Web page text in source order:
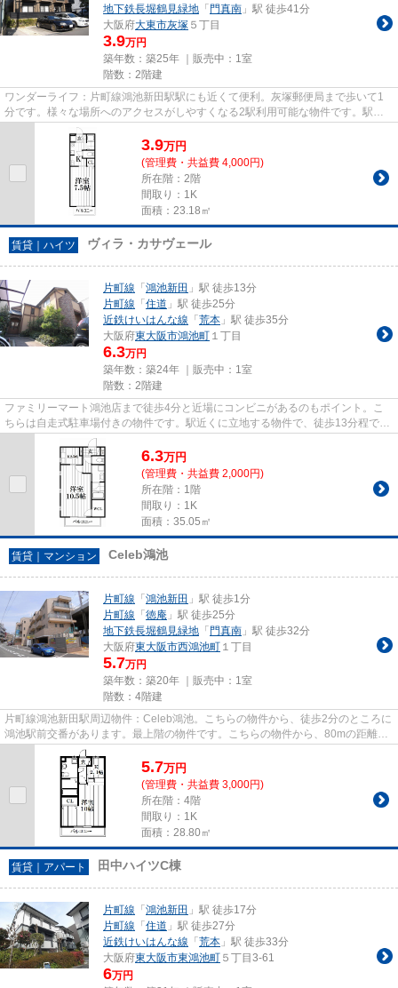
地下鉄長堀鶴見緑地 「 門真南 」駅 徒歩41分
大阪府大東市灰塚 ５丁目
3.9万円
築年数：築25年 ｜販売中： 1室
階数：2階建
ワンダーライフ：片町線鴻池新田駅駅にも近くて便利。灰塚郵便局まで歩いて1
分です。様々な場所へのアクセスがしやすくなる2駅利用可能な物件です。駅ま
で徒歩15分の物件です。住都エ...
3.9万円
(管理費・共益費 4,000円)
所在階：2階
間取り：1K
面積：23.18㎡
賃貸｜ハイツ ヴィラ・カサヴェール
片町線 「 鴻池新田 」駅 徒歩13分
片町線 「 住道 」駅 徒歩25分
近鉄けいはんな線 「 荒本 」駅 徒歩35分
大阪府東大阪市鴻池町 １丁目
6.3万円
築年数：築24年 ｜販売中： 1室
階数：2階建
ファミリーマート鴻池店まで徒歩4分と近場にコンビニがあるのもポイント。こ
ちらは自走式駐車場付きの物件です。駅近くに立地する物件で、徒歩13分程でア
クセスできます。お客様からの...
6.3万円
(管理費・共益費 2,000円)
所在階：1階
間取り：1K
面積：35.05㎡
賃貸｜マンション Celeb鴻池
片町線 「 鴻池新田 」駅 徒歩1分
片町線 「 徳庵 」駅 徒歩25分
地下鉄長堀鶴見緑地 「 門真南 」駅 徒歩32分
大阪府東大阪市西鴻池町 １丁目
5.7万円
築年数：築20年 ｜販売中： 1室
階数：4階建
片町線鴻池新田駅周辺物件：Celeb鴻池。こちらの物件から、徒歩2分のところに
鴻池駅前交番があります。最上階の物件です。こちらの物件から、80mの距離に
駐車場があります。当物件以外...
5.7万円
(管理費・共益費 3,000円)
所在階：4階
間取り：1K
面積：28.80㎡
賃貸｜アパート 田中ハイツC棟
片町線 「 鴻池新田 」駅 徒歩17分
片町線 「 住道 」駅 徒歩27分
近鉄けいはんな線 「 荒本 」駅 徒歩33分
大阪府東大阪市東鴻池町 ５丁目3-61
6万円